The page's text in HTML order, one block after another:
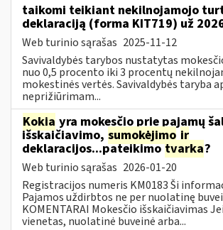
taikomi teikiant nekilnojamojo
deklaraciją (forma KIT719) už
Web turinio sąrašas 2025-11-12
Savivaldybės tarybos nustatytas
nuo 0,5 procento iki 3 procentų
mokestinės vertės. Savivaldybės taryba
neprižiūrimam...
Kokia yra mokesčio prie pajamų
išskaičiavimo, sumokėjimo ir
deklaracijos...pateikimotvarka?
Web turinio sąrašas 2026-01-20
Registracijos numeris KM0183 Ši
Pajamos uždirbtos ne per nuolatinę
KOMENTARAI Mokesčio išskaičiavimas
vienetas, nuolatinė buveinė arba...